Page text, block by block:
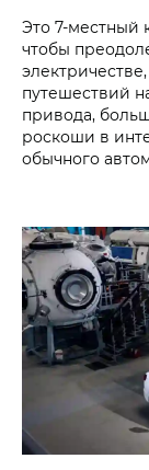
Это 7-местный
чтобы
путешествий
привода,
роскоши в
обычного